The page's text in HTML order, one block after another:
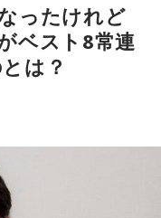
ディングを終えた
育てていく仕事でもあ
の思いを語った。
くなり、「どこへ行
芸名を何度も変えな
それでも諦めずに歌
露天の花」に込めた
ったけれど
ベスト8常連
は？